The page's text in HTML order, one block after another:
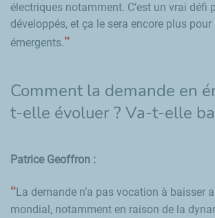
électriques notamment. C’est un vrai défi
développés, et ça le sera encore plus
émergents.
Comment la demande en
t-elle évoluer ? Va-t-elle
Patrice Geoffron :
La demande n’a pas vocation à baisser
mondial, notamment en raison de la